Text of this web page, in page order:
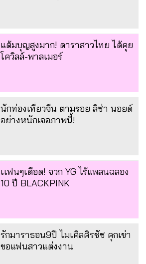
แต้มบุญสูงมาก! ดาราสาวไทย ได้คุย
โควิลล์-พาลเมอร์
นักท่องเที่ยวจีน ตามรอย ลิซ่า นอยด์
อย่างหนักเจอภาพนี้!
เเฟนๆเดือด! จวก YG ไร้แพลนฉลอง
10 ปี BLACKPINK
รักมาราธอน9ปี ไมเคิลศิรชัช คุกเข่า
ขอแฟนสาวแต่งงาน